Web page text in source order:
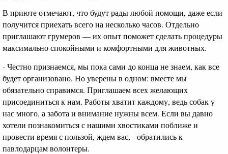
В приюте отмечают, что будут рады любой помощи, даже если
получится приехать всего на несколько часов. Отдельно
приглашают грумеров — их опыт поможет сделать процедуры
максимально спокойными и комфортными для животных.
- Честно признаемся, мы пока сами до конца не знаем, как все
будет организовано. Но уверены в одном: вместе мы
обязательно справимся. Приглашаем всех желающих
присоединиться к нам. Работы хватит каждому, ведь собак у
нас много, а забота и внимание нужны всем. Если вы давно
хотели познакомиться с нашими хвостиками поближе и
провести время с пользой, ждем вас, - обратились к
павлодарцам волонтеры.